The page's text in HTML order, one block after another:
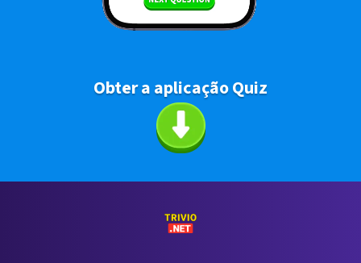
Obter a aplicação Quiz